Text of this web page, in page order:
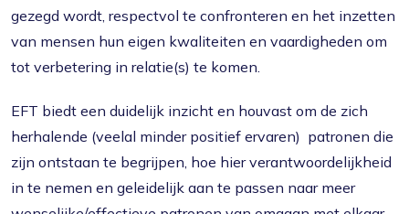
gezegd wordt, respectvol te confronteren en het inzetten
van mensen hun eigen kwaliteiten en vaardigheden om
tot verbetering in relatie(s) te komen.
EFT biedt een duidelijk inzicht en houvast om de zich
herhalende (veelal minder positief ervaren) patronen die
zijn ontstaan te begrijpen, hoe hier verantwoordelijkheid
in te nemen en geleidelijk aan te passen naar meer